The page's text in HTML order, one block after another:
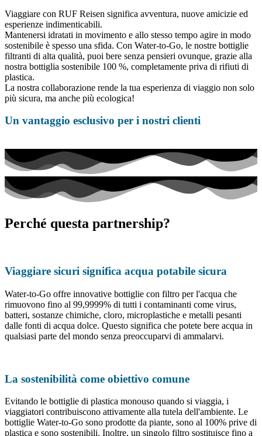
Viaggiare con RUF Reisen significa avventura, nuove amicizie ed
esperienze indimenticabili.
Mantenersi idratati in movimento e allo stesso tempo agire in modo
sostenibile è spesso una sfida. Con Water-to-Go, le nostre bottiglie
filtranti di alta qualità, puoi bere senza pensieri ovunque, grazie alla
nostra bottiglia sostenibile 100 %, completamente priva di rifiuti di
plastica.
La nostra collaborazione rende la tua esperienza di viaggio non solo
più sicura, ma anche più ecologica!
Un vantaggio esclusivo per i nostri clienti
Perché questa partnership?
Viaggiare sicuri significa acqua potabile sicura
Water-to-Go offre innovative bottiglie con filtro per l'acqua che
rimuovono fino al 99,9999% di tutti i contaminanti come virus,
batteri, sostanze chimiche, cloro, microplastiche e metalli pesanti
dalle fonti di acqua dolce. Questo significa che potete bere acqua in
qualsiasi parte del mondo senza preoccuparvi di ammalarvi.
La sostenibilità come obiettivo comune
Evitando le bottiglie di plastica monouso quando si viaggia, i
viaggiatori contribuiscono attivamente alla tutela dell'ambiente. Le
bottiglie Water-to-Go sono prodotte da piante, sono al 100% prive di
plastica e sono sostenibili. Inoltre, un singolo filtro sostituisce fino a